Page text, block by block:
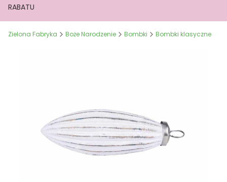
RABATU
Zielona Fabryka Boże Narodzenie Bombki Bombki klasyczne